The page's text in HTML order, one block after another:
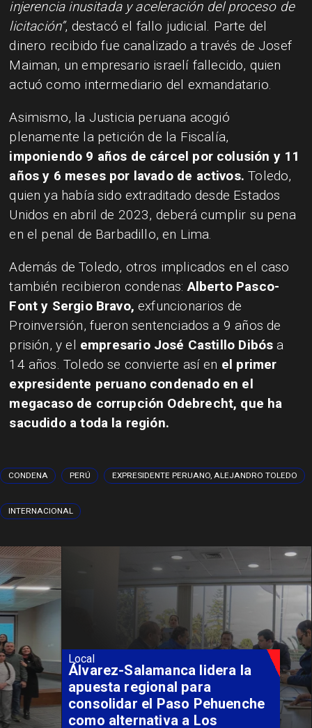
injerencia inusitada y aceleración del proceso de
licitación”, destacó el fallo judicial. Parte del
dinero recibido fue canalizado a través de Josef
Maiman, un empresario israelí fallecido, quien
actuó como intermediario del exmandatario.
Asimismo, la Justicia peruana acogió
plenamente la petición de la Fiscalía,
imponiendo 9 años de cárcel por colusión y 11
años y 6 meses por lavado de activos. Toledo,
quien ya había sido extraditado desde Estados
Unidos en abril de 2023, deberá cumplir su pena
en el penal de Barbadillo, en Lima.
Además de Toledo, otros implicados en el caso
también recibieron condenas:Alberto Pasco-
Font y Sergio Bravo,exfuncionarios de
Proinversión, fueron sentenciados a 9 años de
prisión, y el empresario José Castillo Dibós a
14 años. Toledo se convierte así en el primer
expresidente peruano condenado en el
megacaso de corrupción Odebrecht, que ha
sacudido a toda la región.
CONDENA PERÚ EXPRESIDENTE PERUANO, ALEJANDRO TOLEDO
INTERNACIONAL
Local
Álvarez-Salamanca lidera la
apuesta regional para
consolidar el Paso Pehuenche
como alternativa a Los